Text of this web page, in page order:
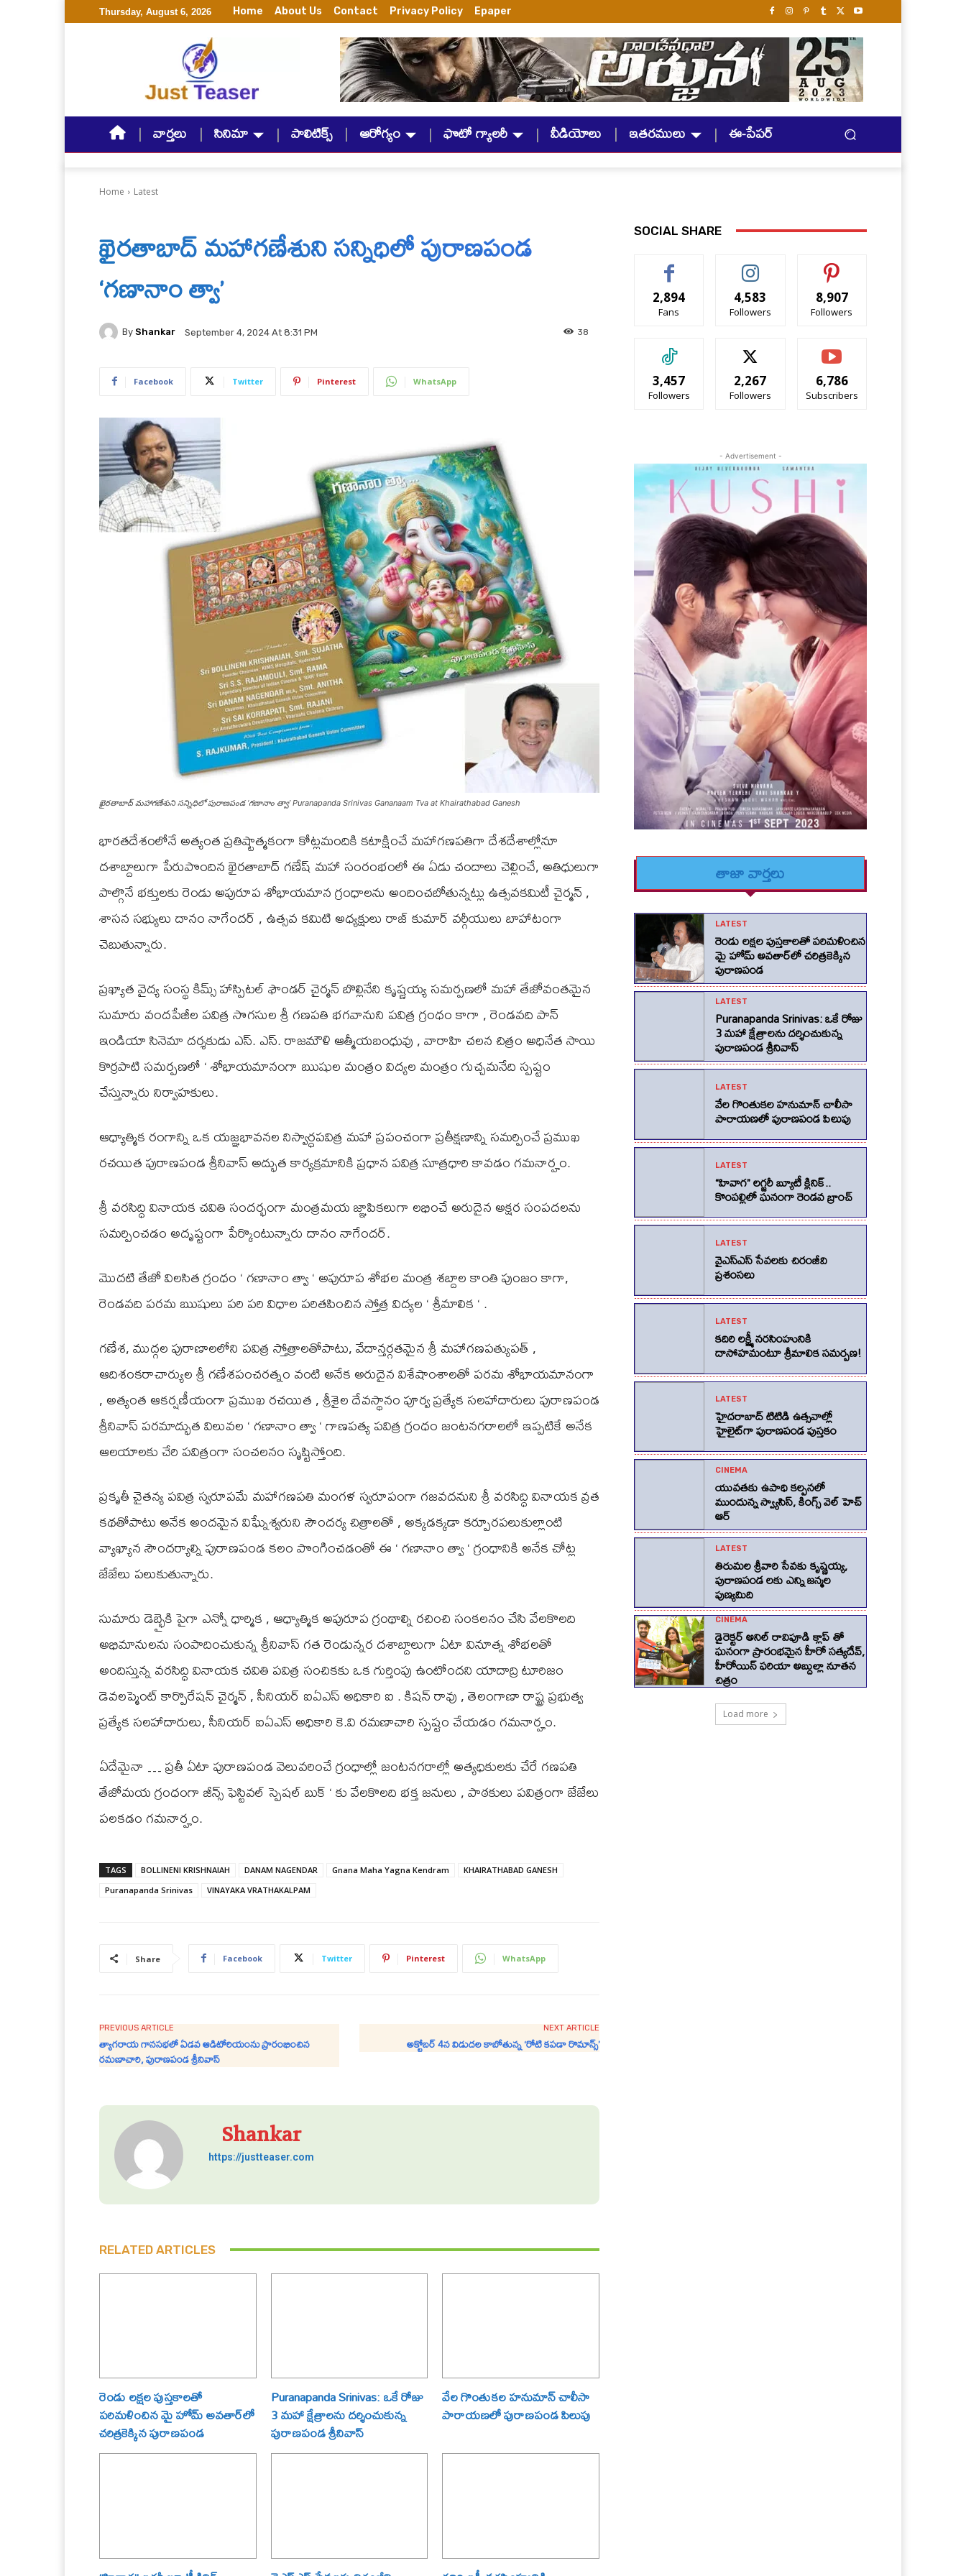
Thursday, August 6, 2026 Home About Us Contact Privacy Policy Epaper
వార్తలు సినిమా పాలిటిక్స్ ఆరోగ్యం ఫొటో గ్యాలరీ వీడియోలు ఇతరములు ఈ-పేపర్
Home Latest
ఖైరతాబాద్ మహాగణేశుని సన్నిధిలో పురాణపండ
‘గణానాం త్వా’
By Shankar September 4, 2024 At 8:31 PM 38
Facebook Twitter Pinterest WhatsApp
ఖైరతాబాద్ మహాగణేశుని సన్నిధిలో పురాణపండ ‘గణానాం త్వా’ Puranapanda Srinivas Gananaam Tva at Khairathabad Ganesh
భారతదేశంలోనే అత్యంత ప్రతిష్టాత్మకంగా కోట్లమందికి కటాక్షించే మహాగణపతిగా దేశదేశాల్లోనూ
దశాబ్దాలుగా పేరుపొందిన ఖైరతాబాద్ గణేష్ మహా సంరంభంలో ఈ ఏడు చందాలు చెల్లించే, అతిధులుగా
పాల్గొనే భక్తులకు రెండు అపురూప శోభాయమాన గ్రంధాలను అందించబోతున్నట్లు ఉత్సవకమిటీ చైర్మన్ ,
శాసన సభ్యులు దానం నాగేందర్ , ఉత్సవ కమిటి అధ్యక్షులు రాజ్ కుమార్ వర్గీయులు బాహాటంగా
చెబుతున్నారు.
ప్రఖ్యాత వైద్య సంస్థ కిమ్స్ హాస్పిటల్ ఫౌండర్ చైర్మన్ బొల్లినేని కృష్ణయ్య సమర్పణలో మహా తేజోవంతమైన
సుమారు వందపేజీల పవిత్ర సొగసుల శ్రీ గణపతి భగవానుని పవిత్ర గ్రంధం కాగా , రెండవది పాన్
ఇండియా సినెమా దర్శకుడు ఎస్. ఎస్. రాజమౌళి ఆత్మీయబంధువు , వారాహి చలన చిత్రం అధినేత సాయి
కొర్రపాటి సమర్పణలో ‘ శోభాయమానంగా ఋషుల మంత్రం విద్యల మంత్రం గుచ్చమనేది స్పష్టం
చేస్తున్నారు నిర్వాహకులు.
ఆధ్యాత్మిక రంగాన్ని ఒక యజ్ఞభావనల నిస్వార్ధపవిత్ర మహా ప్రపంచంగా ప్రతీక్షణాన్ని సమర్పించే ప్రముఖ
రచయిత పురాణపండ శ్రీనివాస్ అద్భుత కార్యక్రమానికి ప్రధాన పవిత్ర సూత్రధారి కావడం గమనార్హం.
శ్రీ వరసిద్ధి వినాయక చవితి సందర్భంగా మంత్రమయ జ్ఞాపికలుగా లభించే అరుదైన అక్షర సంపదలను
సమర్పించడం అదృష్టంగా పేర్కొంటున్నారు దానం నాగేందర్.
మొదటి తేజో విలసిత గ్రంధం ‘ గణానాం త్వా ‘ అపురూప శోభల మంత్ర శబ్దాల కాంతి పుంజం కాగా,
రెండవది పరమ ఋషులు పరి పరి విధాల పరితపించిన స్తోత్ర విద్యల ‘ శ్రీమాలిక ‘ .
గణేశ, ముద్గల పురాణాలలోని పవిత్ర స్తోత్రాలతోపాటు, వేదాన్తర్గతమైన శ్రీ మహాగణపత్యుపత్ ,
ఆదిశంకరాచార్యుల శ్రీ గణేశపంచరత్నం వంటి అనేక అరుదైన విశేషాంశాలతో పరమ శోభాయమానంగా
, అత్యంత ఆకర్షణీయంగా ప్రముఖ రచయిత , శ్రీశైల దేవస్థానం పూర్వ ప్రత్యేక సలహాదారులు పురాణపండ
శ్రీనివాస్ పరమాద్భుత విలువల ‘ గణానాం త్వా ‘ గాణపత్య పవిత్ర గ్రంధం జంటనగరాలలో ఇప్పటికే అనేక
ఆలయాలకు చేరి పవిత్రంగా సంచలనం సృష్టిస్తోంది.
ప్రకృతీ చైతన్య పవిత్ర స్వరూపమే మహాగణపతి మంగళ స్వరూపంగా గజవదనుని శ్రీ వరసిద్ధి వినాయక వ్రత
కథతోపాటు అనేక అందమైన విఘ్నేశ్వరుని సౌందర్య చిత్రాలతో , అక్కడక్కడా కర్పూరపలుకుల్లాంటి
వ్యాఖ్యాన సౌందర్యాల్ని పురాణపండ కలం పొంగించడంతో ఈ ‘ గణానాం త్వా ‘ గ్రంధానికి అనేక చోట్ల
జేజేలు పలుకుతున్నారు.
సుమారు డెబ్భైకి పైగా ఎన్నో ధార్మిక , ఆధ్యాత్మిక అపురూప గ్రంథాల్ని రచించి సంకలనం చేసి వేలకొలది
అభిమానులను సంపాదించుకున్న శ్రీనివాస్ గత రెండున్నర దశాబ్దాలుగా ఏటా వినూత్న శోభలతో
అందిస్తున్న వరసిద్ధి వినాయక చవితి పవిత్ర సంచికకు ఒక గుర్తింపు ఉంటోందని యాదాద్రి టూరిజం
డెవలప్మెంట్ కార్పొరేషన్ చైర్మన్ , సీనియర్ ఐఏఎస్ అధికారి ఐ . కిషన్ రావు , తెలంగాణా రాష్ట్ర ప్రభుత్వ
ప్రత్యేక సలహాదారులు, సీనియర్ ఐఏఎస్ అధికారి కె.వి రమణాచారి స్పష్టం చేయడం గమనార్హం.
ఏదేమైనా … ప్రతీ ఏటా పురాణపండ వెలువరించే గ్రంధాల్లో జంటనగరాల్లో అత్యధికులకు చేరే గణపతి
తేజోమయ గ్రంధంగా జీన్స్ ఫెస్టివల్ స్పెషల్ బుక్ ‘ కు వేలకొలది భక్త జనులు , పాఠకులు పవిత్రంగా జేజేలు
పలకడం గమనార్హం.
TAGS BOLLINENI KRISHNAIAH DANAM NAGENDAR Gnana Maha Yagna Kendram
KHAIRATHABAD GANESH
Puranapanda Srinivas
VINAYAKA VRATHAKALPAM
Share Facebook Twitter Pinterest WhatsApp
PREVIOUS ARTICLE
త్యాగరాయ గానసభలో ఏడవ ఆడిటోరియంను ప్రారంభించిన
రమణాచారి, పురాణపండ శ్రీనివాస్
NEXT ARTICLE
అక్టోబర్‌ 4న విడుదల కాబోతున్న ‘రోటి కపడా రొమాన్స్‌’
Shankar
https://justteaser.com
RELATED ARTICLES
రెండు లక్షల పుస్తకాలతో
పరిమళించిన మై హోమ్ అవతార్‌లో
చరిత్రకెక్కిన పురాణపండ
Puranapanda Srinivas: ఒకే రోజు
3 మహా క్షేత్రాలను దర్శించుకున్న
పురాణపండ శ్రీనివాస్
వేల గొంతుకల హనుమాన్ చాలీసా
పారాయణలో పురాణపండ పిలుపు
SOCIAL SHARE
2,894
Fans
4,583
Followers
8,907
Followers
3,457
Followers
2,267
Followers
6,786
Subscribers
- Advertisement -
తాజా వార్తలు
LATEST
రెండు లక్షల పుస్తకాలతో పరిమళించిన
మై హోమ్ అవతార్‌లో చరిత్రకెక్కిన
పురాణపండ
LATEST
Puranapanda Srinivas: ఒకే రోజు
3 మహా క్షేత్రాలను దర్శించుకున్న
పురాణపండ శ్రీనివాస్
LATEST
వేల గొంతుకల హనుమాన్ చాలీసా
పారాయణలో పురాణపండ పిలుపు
LATEST
“హివాగ” లగ్జరీ బ్యూటీ క్లినిక్..
కొంపల్లిలో ఘనంగా రెండవ బ్రాంచ్
LATEST
వైఎస్ఎస్ సేవలకు చిరంజీవి
ప్రశంసలు
LATEST
కదిరి లక్ష్మీ నరసింహునికి
దాసోహమంటూ శ్రీమాలిక సమర్పణ!
LATEST
హైదరాబాద్ టిటిడి ఉత్సవాల్లో
హైలైట్‌గా పురాణపండ పుస్తకం
CINEMA
యువతకు ఉపాధి కల్పనలో
ముందున్న స్వ్యాసిస్, కింగ్స్‌ వెల్‌ హెచ్‌
ఆర్‌
LATEST
తిరుమల శ్రీవారి సేవకు కృష్ణయ్య,
పురాణపండ లకు ఎన్ని జన్మల
పుణ్యమిది
CINEMA
డైరెక్టర్ అనిల్ రావిపూడి క్లాప్ తో
ఘనంగా ప్రారంభమైన హీరో సత్యదేవ్,
హీరోయిన్ ఫరియా అబ్దుల్లా నూతన
చిత్రం
Load more